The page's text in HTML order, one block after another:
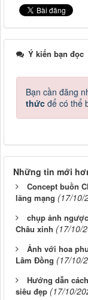
Ý kiến bạn đọc
Bạn cần đăng
thức để có thể
Những tin mới
Concept buồn
lãng mạng (17/10/
chụp ảnh
Châu xinh (17/10/
Ảnh với hoa
Lâm Đồng (17/10/
Hướng dẫn
siêu đẹp (17/10/